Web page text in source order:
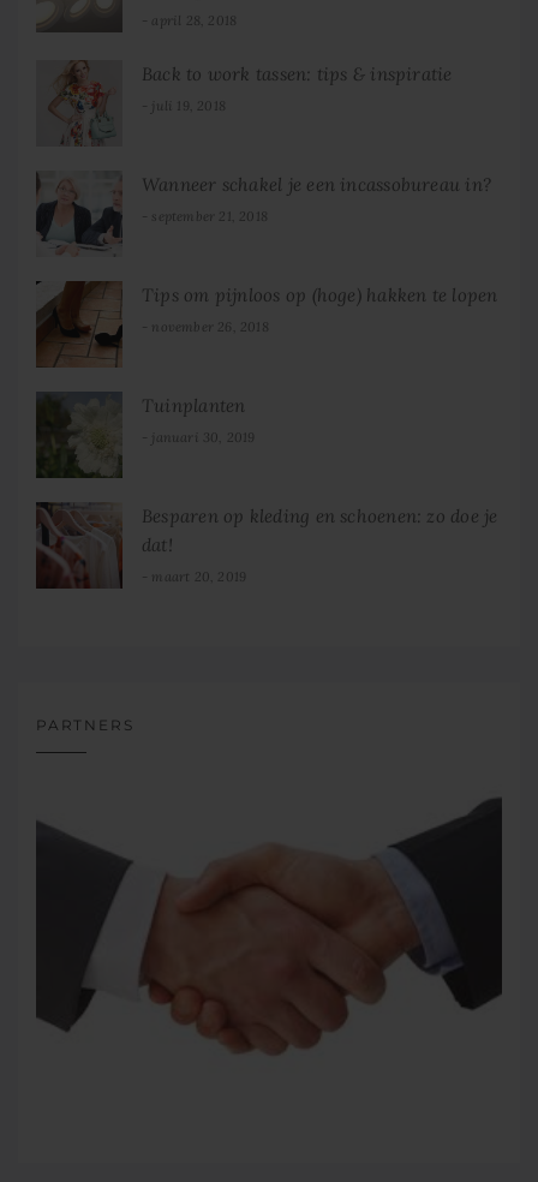
april 28, 2018
Back to work tassen: tips & inspiratie
juli 19, 2018
Wanneer schakel je een incassobureau in?
september 21, 2018
Tips om pijnloos op (hoge) hakken te lopen
november 26, 2018
Tuinplanten
januari 30, 2019
Besparen op kleding en schoenen: zo doe je
dat!
maart 20, 2019
PARTNERS